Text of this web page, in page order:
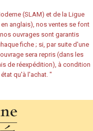
(SLAM) et de la Ligue
anglais), nos ventes se font
ouvrages sont garantis
fiche ; si, par suite d'une
sera repris (dans les
de réexpédition), à condition
qu'à l'achat. "